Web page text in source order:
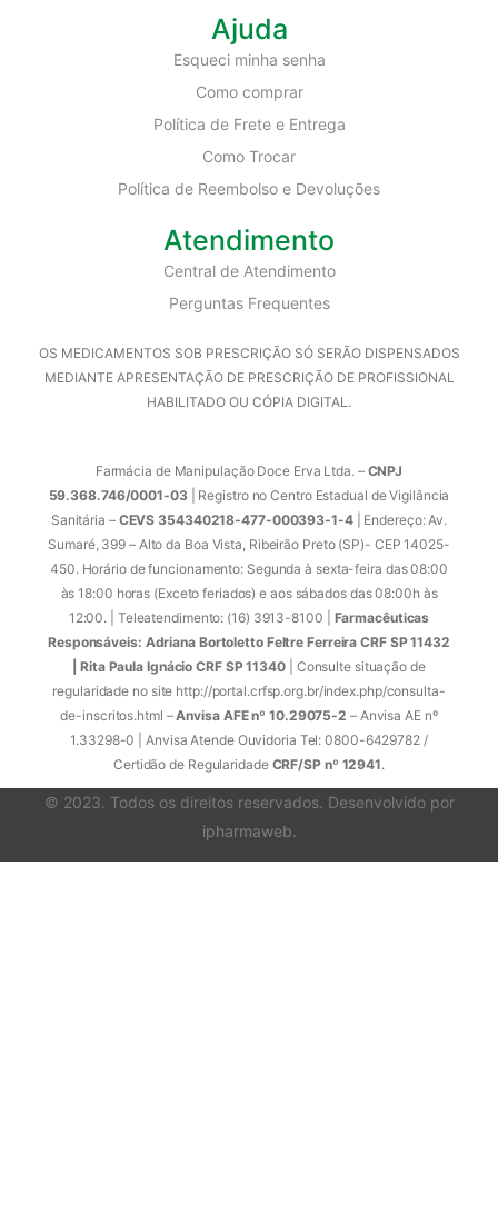
Ajuda
Esqueci minha senha
Como comprar
Política de Frete e Entrega
Como Trocar
Política de Reembolso e Devoluções
Atendimento
Central de Atendimento
Perguntas Frequentes
OS MEDICAMENTOS SOB PRESCRIÇÃO SÓ SERÃO DISPENSADOS
MEDIANTE APRESENTAÇÃO DE PRESCRIÇÃO DE PROFISSIONAL
HABILITADO OU CÓPIA DIGITAL.
Farmácia de Manipulação Doce Erva Ltda. – CNPJ
59.368.746/0001-03| Registro no Centro Estadual de Vigilância
Sanitária –CEVS 354340218-477-000393-1-4| Endereço: Av.
Sumaré, 399 – Alto da Boa Vista, Ribeirão Preto (SP)- CEP 14025-
450. Horário de funcionamento: Segunda à sexta-feira das 08:00
às 18:00 horas (Exceto feriados) e aos sábados das 08:00h às
12:00. | Teleatendimento: (16) 3913-8100 | Farmacêuticas
Responsáveis: Adriana Bortoletto Feltre Ferreira CRF SP 11432
| Rita Paula Ignácio CRF SP 11340 | Consulte situação de
regularidade no site http://portal.crfsp.org.br/index.php/consulta-
de-inscritos.html –Anvisa AFE nº 10.29075-2 – Anvisa AE nº
1.33298-0 | Anvisa Atende Ouvidoria Tel: 0800-6429782 /
Certidão de Regularidade CRF/SP nº 12941.
© 2023. Todos os direitos reservados. Desenvolvido por
ipharmaweb.